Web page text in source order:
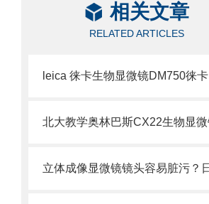
相关文章
RELATED ARTICLES
leica 徕卡生物显微镜DM750徕卡